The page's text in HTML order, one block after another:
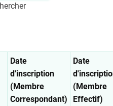
Date
d'inscription
(Membre
Correspondant)
Date
(Membre
Effectif)